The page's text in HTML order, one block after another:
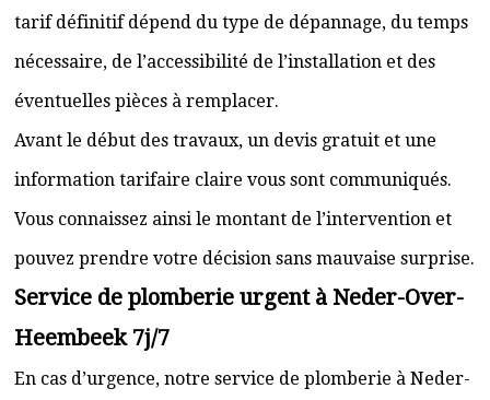
tarif définitif dépend du type de dépannage, du temps
nécessaire, de l’accessibilité de l’installation et des
éventuelles pièces à remplacer.
Avant le début des travaux, un devis gratuit et une
information tarifaire claire vous sont communiqués.
Vous connaissez ainsi le montant de l’intervention et
pouvez prendre votre décision sans mauvaise surprise.
Service de plomberie urgent à Neder-Over-
Heembeek 7j/7
En cas d’urgence, notre service de plomberie à Neder-